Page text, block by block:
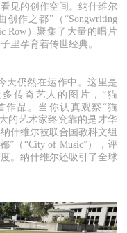
见的创作空间。纳什维尔
作之都”（“Songwriting
Row）聚集了大量的唱片
里孕育着传世经典。
天仍然在运作中。这里是
传奇艺人的图片，“猫
作品。当你认真观察“猫
的艺术家终究靠的是才华
什维尔被联合国教科文组
”（“City of Music”），评
。纳什维尔还吸引了全球